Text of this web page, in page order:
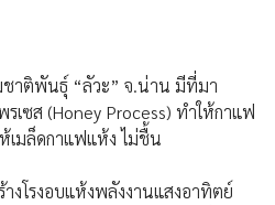
ชาติพันธุ์ “ลัวะ” จ.น่าน มีที่มา
เซส (Honey Process) ทำให้กาแฟ
เมล็ดกาแฟแห้ง ไม่ชื้น
งโรงอบแห้งพลังงานแสงอาทิตย์